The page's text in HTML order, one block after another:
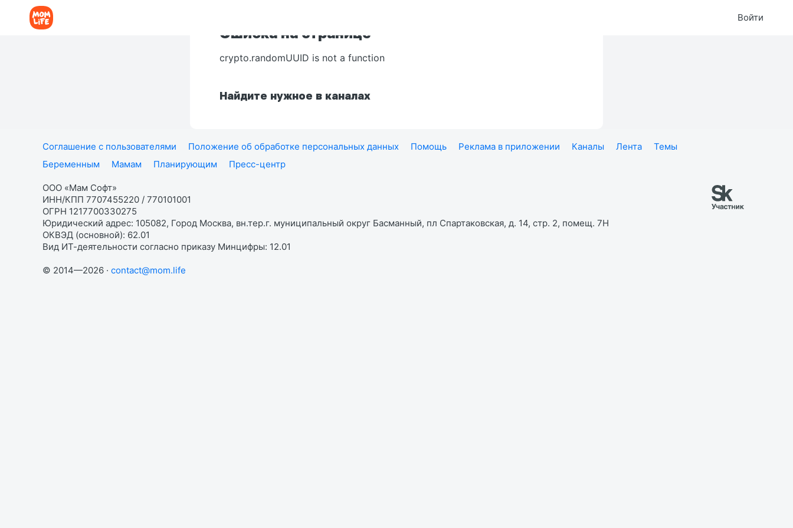
Войти
Ошибка на странице
crypto.randomUUID is not a function
Найдите нужное в каналах
Соглашение с пользователями Положение об обработке персональных данных Помощь Реклама в приложении Каналы Лента
Темы
Беременным
Мамам Планирующим Пресс-центр
ООО «Мам Софт»
ИНН/КПП 7707455220 / 770101001
ОГРН 1217700330275
Юридический адрес: 105082, Город Москва, вн.тер.г. муниципальный округ Басманный, пл Спартаковская, д. 14, стр. 2, помещ. 7Н
ОКВЭД (основной): 62.01
Вид ИТ-деятельности согласно приказу Минцифры: 12.01
© 2014—2026 · contact@mom.life